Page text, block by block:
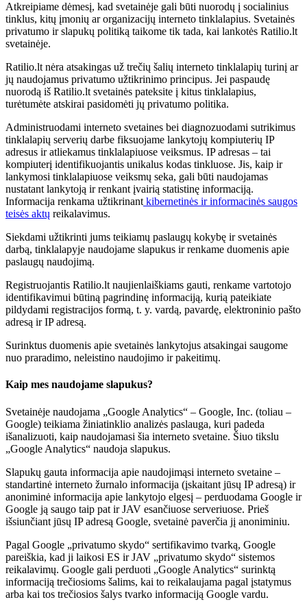
Atkreipiame dėmesį, kad svetainėje gali būti nuorodų į socialinius
tinklus, kitų įmonių ar organizacijų interneto tinklalapius. Svetainės
privatumo ir slapukų politiką taikome tik tada, kai lankotės Ratilio.lt
svetainėje.
Ratilio.lt nėra atsakingas už trečių šalių interneto tinklalapių turinį ar
jų naudojamus privatumo užtikrinimo principus. Jei paspaudę
nuorodą iš Ratilio.lt svetainės pateksite į kitus tinklalapius,
turėtumėte atskirai pasidomėti jų privatumo politika.
Administruodami interneto svetaines bei diagnozuodami sutrikimus
tinklalapių serverių darbe fiksuojame lankytojų kompiuterių IP
adresus ir atliekamus tinklalapiuose veiksmus. IP adresas – tai
kompiuterį identifikuojantis unikalus kodas tinkluose. Jis, kaip ir
lankymosi tinklalapiuose veiksmų seka, gali būti naudojamas
nustatant lankytoją ir renkant įvairią statistinę informaciją.
Informacija renkama užtikrinant kibernetinės ir informacinės saugos
teisės aktų reikalavimus.
Siekdami užtikrinti jums teikiamų paslaugų kokybę ir svetainės
darbą, tinklalapyje naudojame slapukus ir renkame duomenis apie
paslaugų naudojimą.
Registruojantis Ratilio.lt naujienlaiškiams gauti, renkame vartotojo
identifikavimui būtiną pagrindinę informaciją, kurią pateikiate
pildydami registracijos formą, t. y. vardą, pavardę, elektroninio pašto
adresą ir IP adresą.
Surinktus duomenis apie svetainės lankytojus atsakingai saugome
nuo praradimo, neleistino naudojimo ir pakeitimų.
Kaip mes naudojame slapukus?
Svetainėje naudojama „Google Analytics“ – Google, Inc. (toliau –
Google) teikiama žiniatinklio analizės paslauga, kuri padeda
išanalizuoti, kaip naudojamasi šia interneto svetaine. Šiuo tikslu
„Google Analytics“ naudoja slapukus.
Slapukų gauta informacija apie naudojimąsi interneto svetaine –
standartinė interneto žurnalo informacija (įskaitant jūsų IP adresą) ir
anoniminė informacija apie lankytojo elgesį – perduodama Google ir
Google ją saugo taip pat ir JAV esančiuose serveriuose. Prieš
išsiunčiant jūsų IP adresą Google, svetainė paverčia jį anoniminiu.
Pagal Google „privatumo skydo“ sertifikavimo tvarką, Google
pareiškia, kad ji laikosi ES ir JAV „privatumo skydo“ sistemos
reikalavimų. Google gali perduoti „Google Analytics“ surinktą
informaciją trečiosioms šalims, kai to reikalaujama pagal įstatymus
arba kai tos trečiosios šalys tvarko informaciją Google vardu.